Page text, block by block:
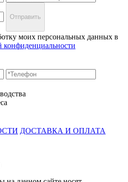
Отправить
моих персональных данных в
конфиденциальности
ДОСТАВКА И ОПЛАТА